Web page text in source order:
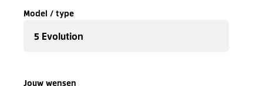
Model / type
Jouw wensen